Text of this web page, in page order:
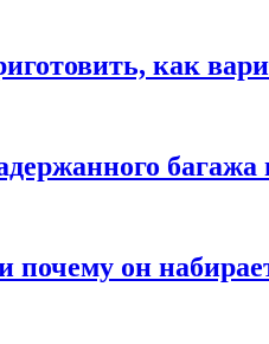
как
почему он